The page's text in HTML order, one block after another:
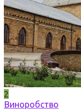
2
Виноробство